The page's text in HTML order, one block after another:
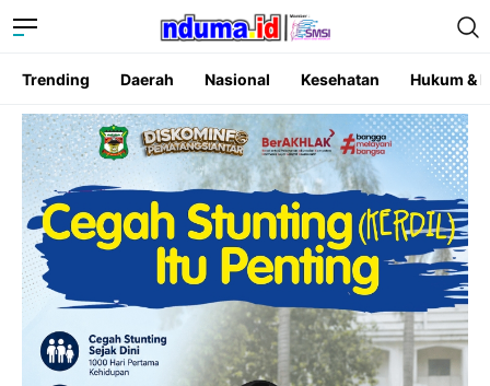
Trending Daerah Nasional Kesehatan Hukum &